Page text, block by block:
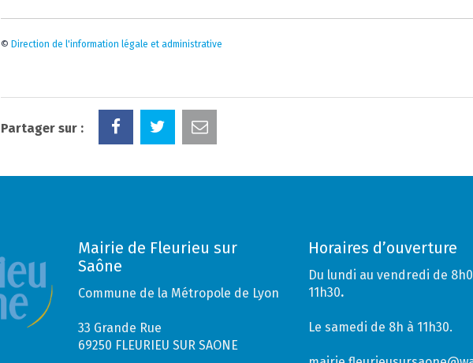
© Direction de l'information légale et administrative
Partager sur :
Mairie de Fleurieu sur
Saône
Commune de la Métropole de Lyon
33 Grande Rue
69250 FLEURIEU SUR SAONE
Horaires d’ouverture
Du lundi au vendredi de
11h30.
Le samedi de 8h à 11h30.